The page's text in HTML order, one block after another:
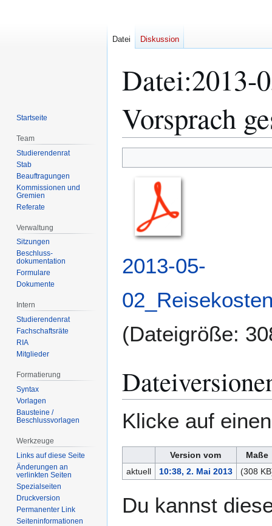
Datei:2013-
Vorsprach
Navigation
springen
Suche
springen
2013-05-
(Dateigröße:
Klicke auf
Version vom
Maße
aktuell
10:38, 2. Mai 2013 (308
Du kannst
Datei Diskussion
Startseite
Team
Studierendenrat
Stab
Beauftragungen
Kommissionen und
Gremien
Referate
Verwaltung
Sitzungen
Beschluss-
dokumentation
Formulare
Dokumente
Intern
Studierendenrat
Fachschaftsräte
RIA
Mitglieder
Formatierung
Syntax
Vorlagen
Bausteine /
Beschlussvorlagen
Werkzeuge
Links auf diese Seite
Änderungen an
verlinkten Seiten
Spezialseiten
Druckversion
Permanenter Link
Seiten­­informationen